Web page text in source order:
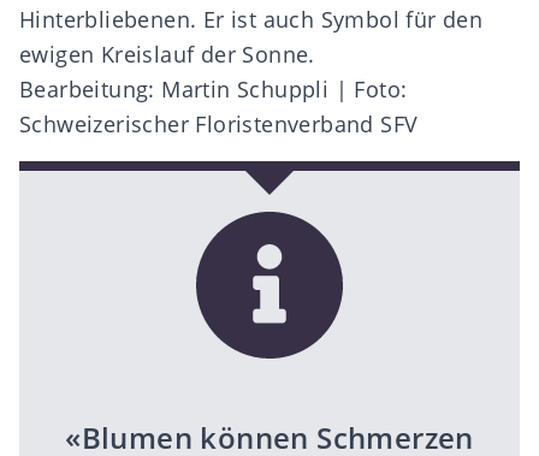
Hinterbliebenen. Er ist auch Symbol für den
ewigen Kreislauf der Sonne.
Bearbeitung: Martin Schuppli | Foto:
Schweizerischer Floristenverband SFV
«Blumen können Schmerzen